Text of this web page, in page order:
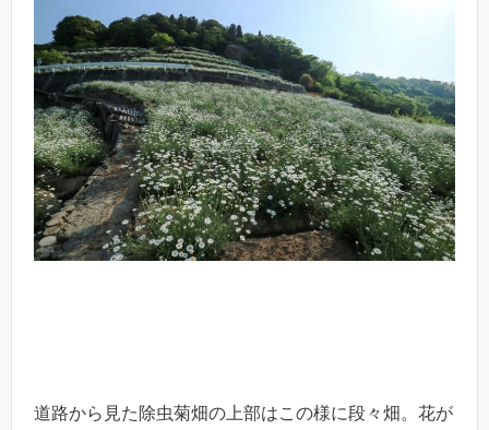
道路から見た除虫菊畑の上部はこの様に段々畑。花が